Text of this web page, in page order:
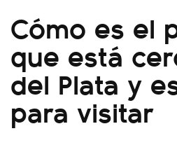
Cómo es el
que está
del Plata y
para visitar